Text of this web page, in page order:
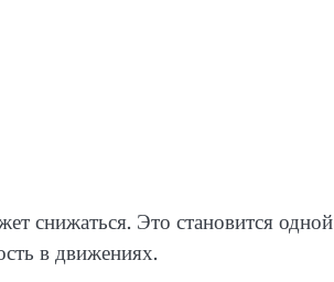
снижаться. Это становится одной
в движениях.